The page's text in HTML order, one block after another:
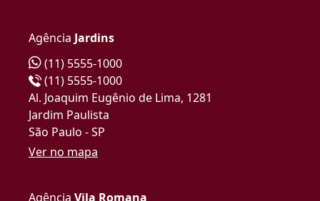
Agência Jardins
(11) 5555-1000
(11) 5555-1000
Al. Joaquim Eugênio de Lima, 1281
Jardim Paulista
São Paulo - SP
Ver no mapa
Agência Vila Romana